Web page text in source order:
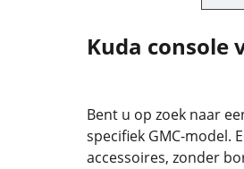
Kuda console
Bent u op zoek naar
specifiek GMC-model.
accessoires, zonder